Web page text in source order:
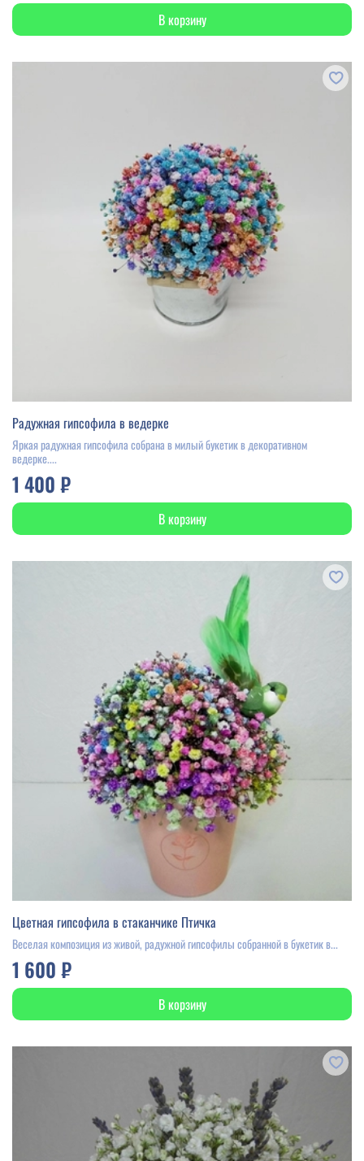
В корзину
Радужная гипсофила в ведерке
Яркая радужная гипсофила собрана в милый букетик в декоративном
ведерке....
1 400 ₽
В корзину
Цветная гипсофила в стаканчике Птичка
Веселая композиция из живой, радужной гипсофилы собранной в букетик в...
1 600 ₽
В корзину